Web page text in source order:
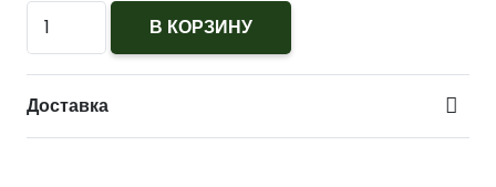
Количество
Погоны
Полиции
т.синие
2
В КОРЗИНУ
Доставка